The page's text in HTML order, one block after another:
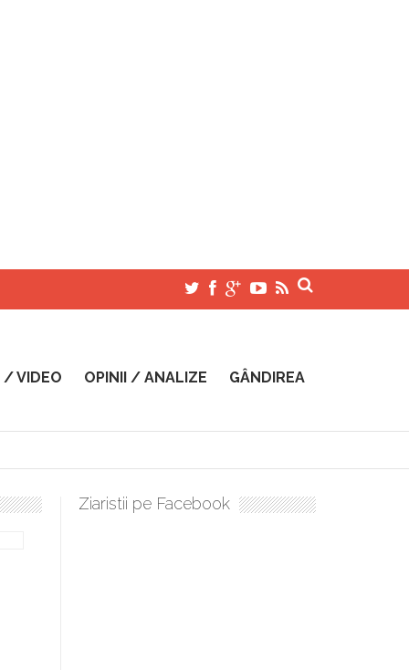
/ VIDEO OPINII / ANALIZE GÂNDIREA
Sculați, sculați, boieri mari! Sara Nukina are nevoie de ajutorul
Ziaristii pe Facebook